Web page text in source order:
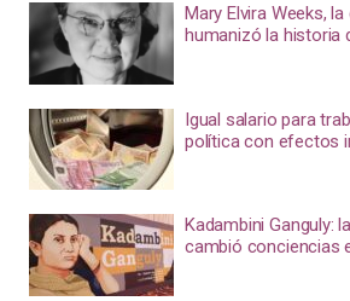
Mary Elvira Weeks,
humanizó la historia
Igual salario para
política con efectos
Kadambini Ganguly:
cambió conciencias